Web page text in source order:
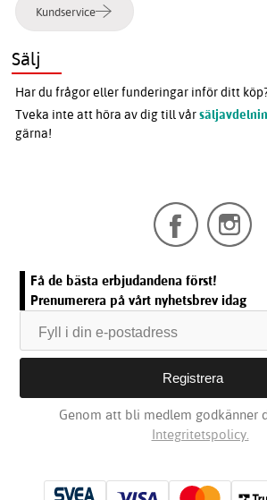
Kundservice
Sälj
Har du frågor eller funderingar inför ditt
Tveka inte att höra av dig till vår
gärna!
Få de bästa erbjudandena först!
Prenumerera på vårt nyhetsbrev idag
Genom att bli medlem godkänner
Integritetspolicy.